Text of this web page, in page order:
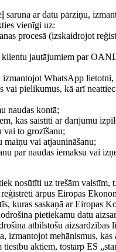
saruna ar datu pārziņu,
vienīgi uz:
procesā (izskaidrojot
klientu jautājumiem par
izmantojot WhatsApp lietotni,
vai pielikumus, kā arī
naudas kontā;
kas saistīti ar darījumu
vai to grozīšanu;
maiņu vai atjaunināšanu;
par naudas iemaksu vai
nosūtīti uz trešām valstīm,
ārpus Eiropas
kuras saskaņā ar Eiropas
pietiekamu datu
atbilstošu aizsardzības
izmantojot mehānismus, kas
tiesību aktiem, tostarp ES